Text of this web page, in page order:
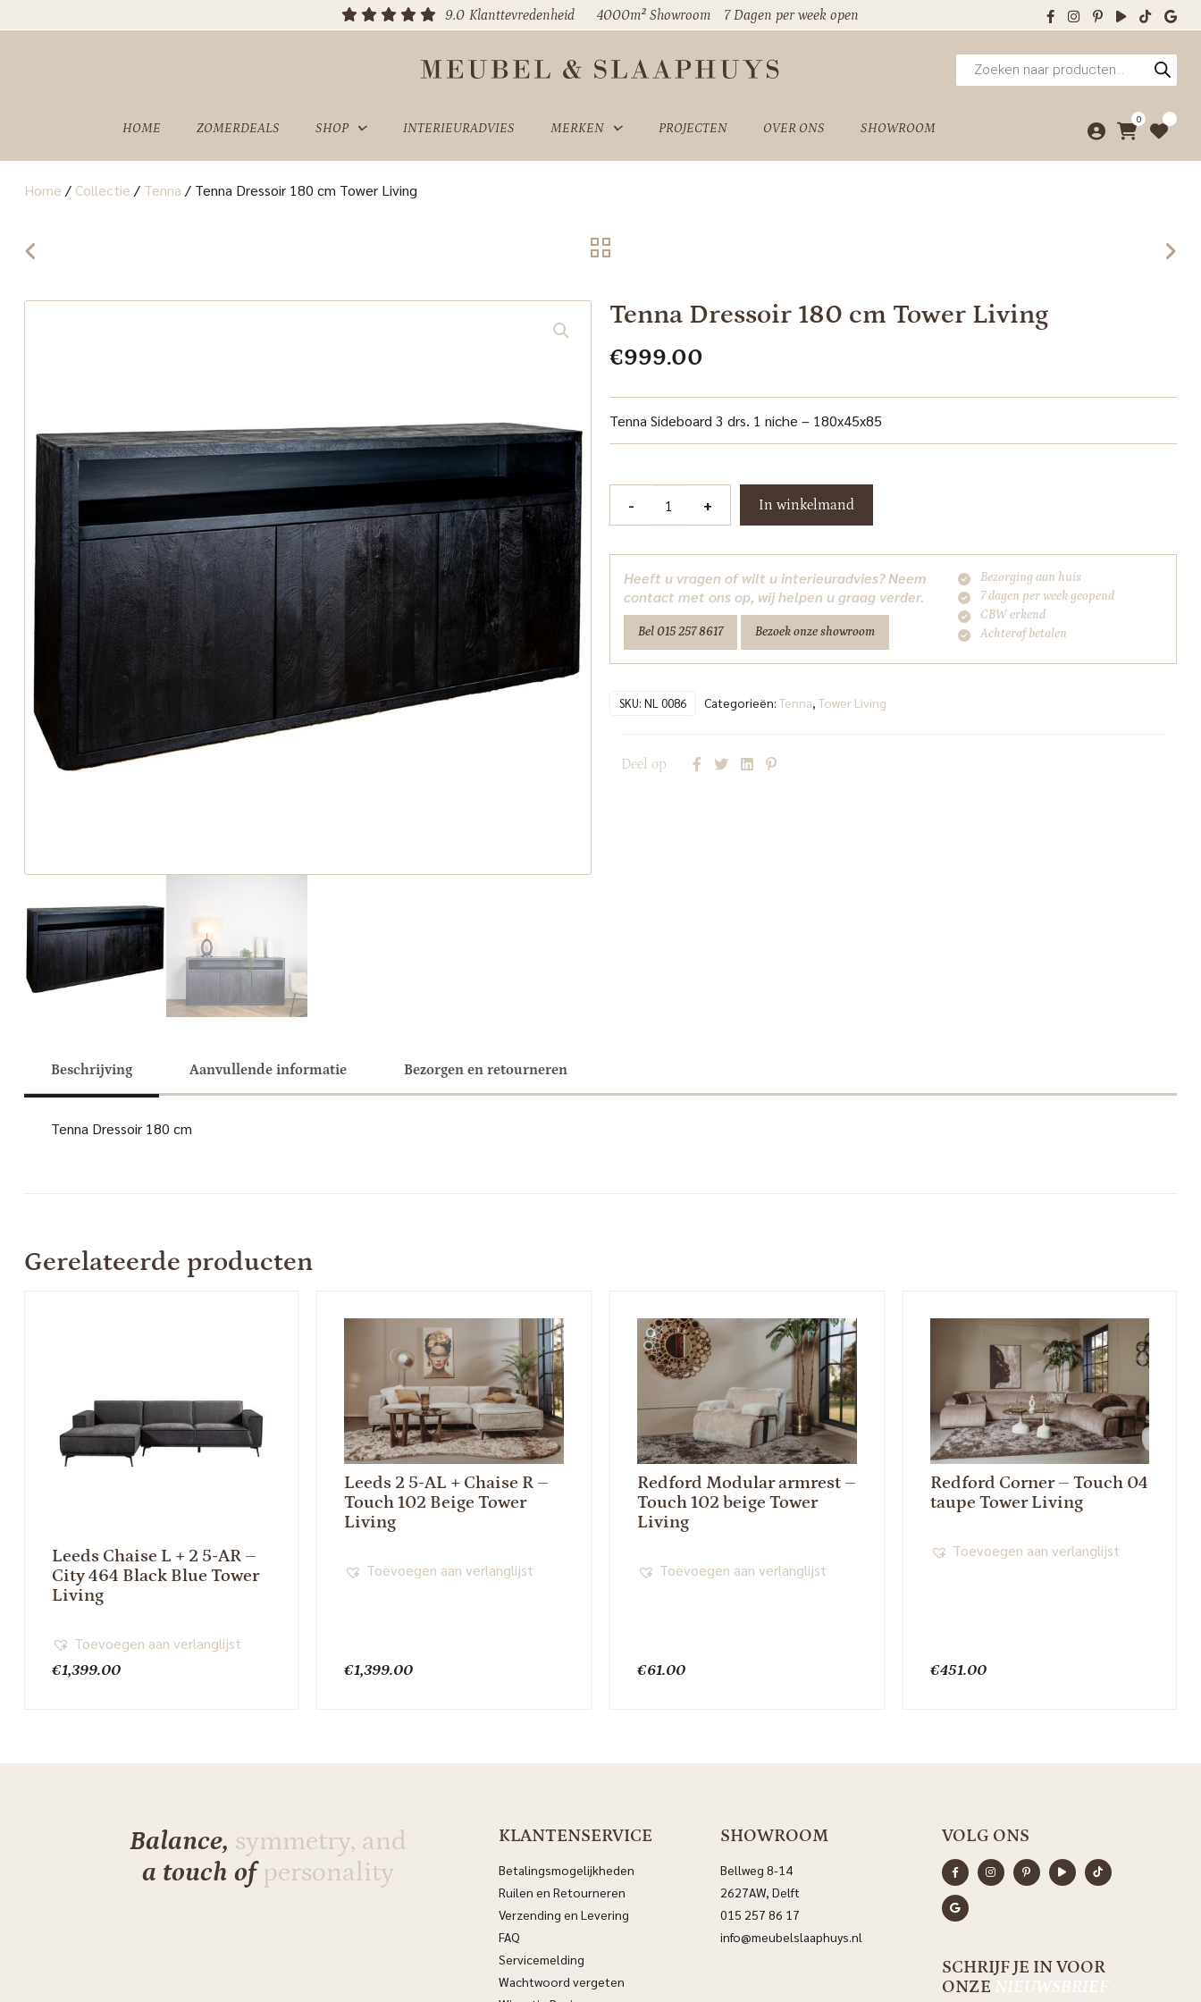
9.0 Klanttevredenheid 4000m² Showroom 7 Dagen per week open
Producten
zoeken
HOME ZOMERDEALS SHOP INTERIEURADVIES MERKEN PROJECTEN OVER ONS SHOWROOM
0
SHOWROOM
Home / Collectie / Tenna / Tenna Dressoir 180 cm Tower Living
Tenna Dressoir 180 cm Tower Living
€999.00
Tenna Sideboard 3 drs. 1 niche – 180x45x85
-
Tower
Living
aantal
+ In winkelmand
Heeft u vragen of wilt u interieuradvies? Neem
contact met ons op, wij helpen u graag verder.
Bel 015 257 8617 Bezoek onze showroom
Bezorging aan huis
7 dagen per week geopend
CBW erkend
Achteraf betalen
SKU: NL 0086 Categorieën: Tenna, Tower Living
Deel op
Beschrijving Aanvullende informatie Bezorgen en retourneren
Tenna Dressoir 180 cm
Gerelateerde producten
Leeds Chaise L + 2 5-AR –
City 464 Black Blue Tower
Living
€1,399.00
Toevoegen aan verlanglijst
Leeds 2 5-AL + Chaise R –
Touch 102 Beige Tower
Living
€1,399.00
Toevoegen aan verlanglijst
Redford Modular armrest –
Touch 102 beige Tower
Living
€61.00
Toevoegen aan verlanglijst
Redford Corner – Touch 04
taupe Tower Living
€451.00
Toevoegen aan verlanglijst
Balance, symmetry, and
a touch ofpersonality
KLANTENSERVICE
Betalingsmogelijkheden
Ruilen en Retourneren
Verzending en Levering
FAQ
Servicemelding
Wachtwoord vergeten
SHOWROOM
Bellweg 8-14
2627AW, Delft
015 257 86 17
info@meubelslaaphuys.nl
VOLG ONS
SCHRIJF JE IN VOOR
ONZE NIEUWSBRIEF